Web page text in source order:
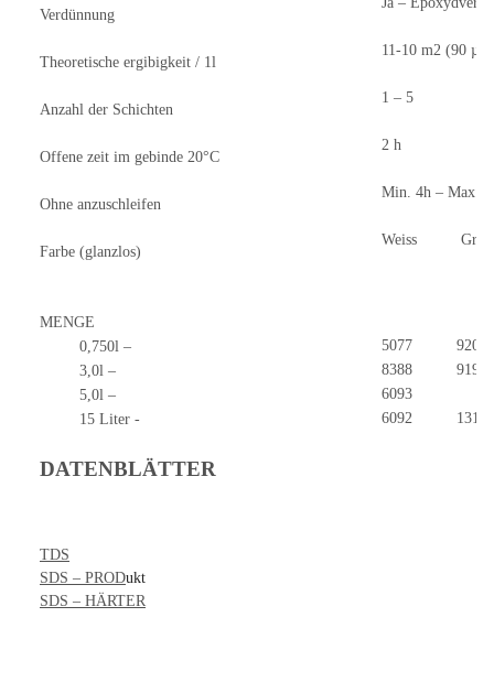
Verdünnung
Theoretische ergibigkeit / 1l
11-10 m2 (90
Anzahl der Schichten
1 – 5
Offene zeit im gebinde 20°C
2 h
Ohne anzuschleifen
Min. 4h – Max. 5
Farbe (glanzlos)
Weiss Grau
MENGE
0,750l –
3,0l –
5,0l –
15 Liter -
5077 9200
8388 9199
6093
6092 1312
DATENBLÄTTER
TDS
SDS – PRODukt
SDS – HÄRTER